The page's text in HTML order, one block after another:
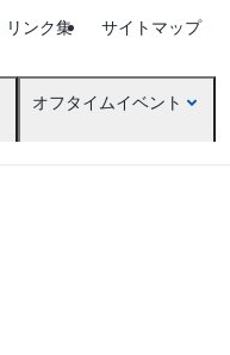
オフタイムイベント
リンク集 サイトマップ